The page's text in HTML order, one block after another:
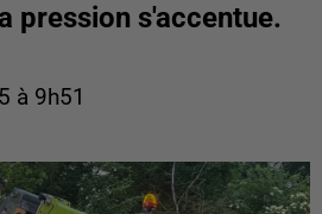
pression s'accentue.
à 9h51